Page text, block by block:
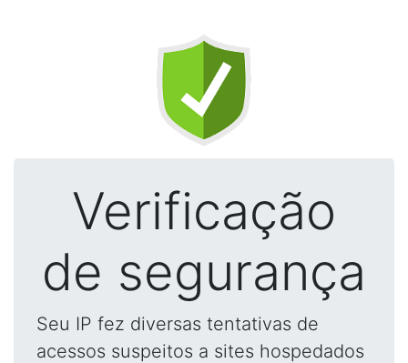
Verificação
de segurança
Seu IP fez diversas tentativas de
acessos suspeitos a sites hospedados